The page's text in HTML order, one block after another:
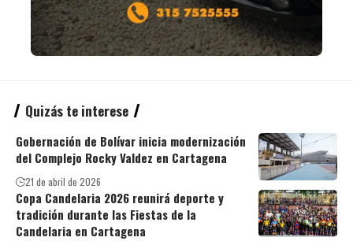
Quizás te interese
Gobernación de Bolívar inicia modernización
del Complejo Rocky Valdez en Cartagena
21 de abril de 2026
Copa Candelaria 2026 reunirá deporte y
tradición durante las Fiestas de la
Candelaria en Cartagena